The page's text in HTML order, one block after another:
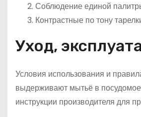
Соблюдение единой
Контрастные по тону
Уход,
Условия использования и
выдерживают мытьё в
инструкции производителя для